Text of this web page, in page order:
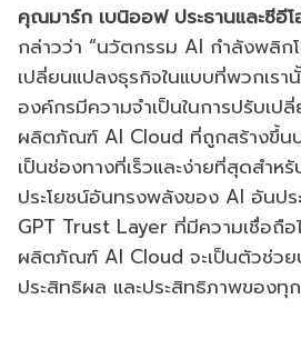
คุณมาร์ก เบนิออฟ ประธานและซีอี
กล่าวว่า “นวัตกรรม AI กำลังพลิกโ
เปลี่ยนแปลงธุรกิจในแบบที่พวกเร
องค์กรมีความจำเป็นในการปรับเป
ผลิตภัณฑ์ AI Cloud ที่ถูกสร้างขึ้น
เป็นช่องทางที่เร็วและง่ายที่สุดสำหรั
ประโยชน์อันทรงพลังของ AI อันป
GPT Trust Layer ที่มีความเชื่อถือ
ผลิตภัณฑ์ AI Cloud จะเป็นตัวช่ว
ประสิทธิผล และประสิทธิภาพของทุ